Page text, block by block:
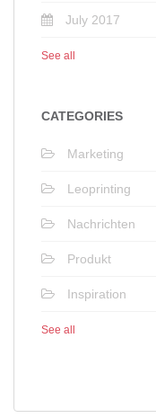
July 2017
See all
CATEGORIES
Marketing
Leoprinting
Nachrichten
Produkt
Inspiration
See all